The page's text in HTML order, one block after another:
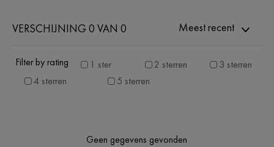
VERSCHIJNING 0 VAN 0 Meest recent
Filter by rating 1 ster 2 sterren
3 sterren
4 sterren
5 sterren
Geen gegevens gevonden